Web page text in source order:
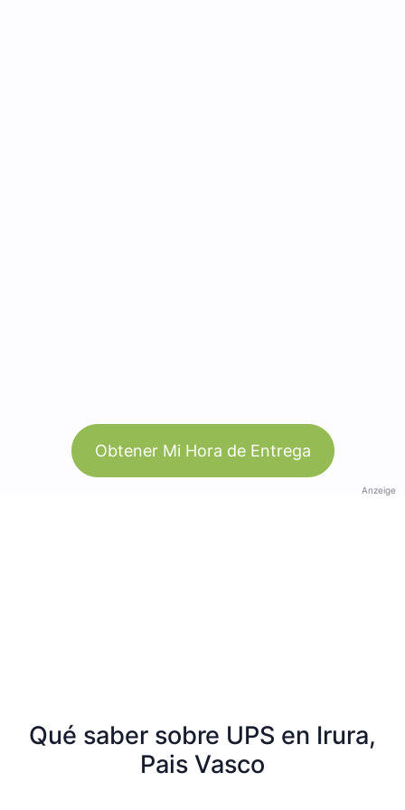
Obtener Mi Hora de Entrega
Anzeige
Qué saber sobre UPS en Irura,
Pais Vasco